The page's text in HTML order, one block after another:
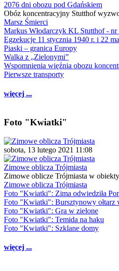
2076 dni obozu pod Gdańskiem
Obóz koncentracyjny Stutthof
Marsz Śmierci
Markus Włodarczyk KL Stutthof - nr
Egzekucje 11 stycznia 1940 r. i 22
Piaski – granica Europy
Walka z „Zielonymi”
Wspomnienia więźnia obozu
Pierwsze transporty
więcej ...
Foto "Kwiatki"
sobota, 13 lutego 2021 11:08
Zimowe oblicza Trójmiasta
Zimowe oblicze Trójmiasta w
Zimowe oblicza Trójmiasta
Foto "Kwiatki": Zima odwiedziła
Foto "Kwiatki": Bursztynowy ołtarz
Foto "Kwiatki": Gra w zielone
Foto "Kwiatki": Temida na haku
Foto "Kwiatki": Szklane domy
więcej ...